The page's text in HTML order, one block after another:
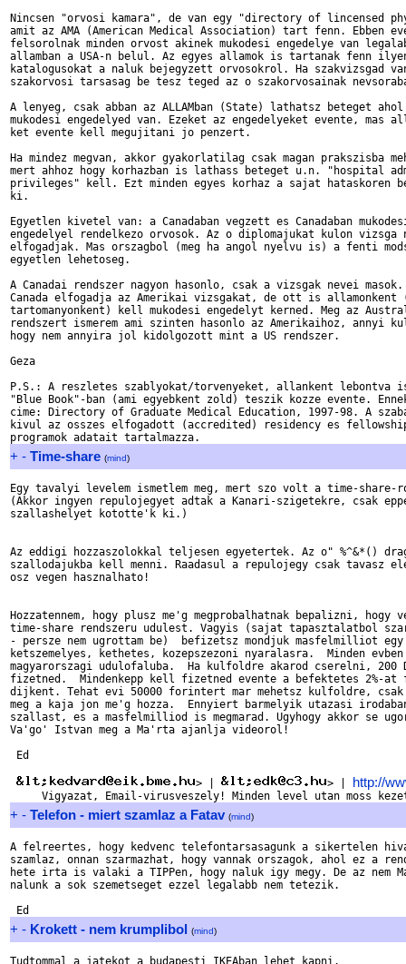
Nincsen "orvosi kamara", de van egy "directory of lincensed
amit az AMA (American Medical Association) tart fenn. Ebben
felsorolnak minden orvost akinek mukodesi engedelye van
allamban a USA-n belul. Az egyes allamok is tartanak fenn
katalogusokat a naluk bejegyzett orvosokrol. Ha szakvizsgad
szakorvosi tarsasag be tesz teged az o szakorvosainak
A lenyeg, csak abban az ALLAMban (State) lathatsz beteget ahol
mukodesi engedelyed van. Ezeket az engedelyeket evente, mas
ket evente kell megujitani jo penzert.
Ha mindez megvan, akkor gyakorlatilag csak magan prakszisba
mert ahhoz hogy korhazban is lathass beteget u.n. "hospital
privileges" kell. Ezt minden egyes korhaz a sajat hataskoren
ki.
Egyetlen kivetel van: a Canadaban vegzett es Canadaban
engedelyel rendelkezo orvosok. Az o diplomajukat kulon vizsga
elfogadjak. Mas orszagbol (meg ha angol nyelvu is) a fenti
egyetlen lehetoseg.
A Canadai rendszer nagyon hasonlo, csak a vizsgak nevei
Canada elfogadja az Amerikai vizsgakat, de ott is allamonkent
tartomanyonkent) kell mukodesi engedelyt kerned. Meg az
rendszert ismerem ami szinten hasonlo az Amerikaihoz, annyi
hogy nem annyira jol kidolgozott mint a US rendszer.
Geza
P.S.: A reszletes szablyokat/torvenyeket, allankent lebontva
"Blue Book"-ban (ami egyebkent zold) teszik kozze evente.
cime: Directory of Graduate Medical Education, 1997-98. A
kivul az osszes elfogadott (accredited) residency es
+ - Time-share (mind)
Egy tavalyi levelem ismetlem meg, mert szo volt a time-share-
(Akkor ingyen repulojegyet adtak a Kanari-szigetekre, csak
szallashelyet kototte'k ki.)
Az eddigi hozzaszolokkal teljesen egyetertek. Az o" %^&*()
szallodajukba kell menni. Raadasul a repulojegy csak tavasz
osz vegen hasznalhato!
Hozzatennem, hogy plusz me'g megprobalhatnak bepalizni, hogy
time-share rendszeru udulest. Vagyis (sajat tapasztalatbol
- persze nem ugrottam be)  befizetsz mondjuk masfelmilliot
ketszemelyes, kethetes, kozepszezoni nyaralasra.  Minden evben
magyarorszagi udulofaluba.  Ha kulfoldre akarod cserelni, 200
fizetned.  Mindenkepp kell fizetned evente a befektetes 2%-at
dijkent. Tehat evi 50000 forintert mar mehetsz kulfoldre, csak
meg a kaja jon me'g hozza.  Ennyiert barmelyik utazasi
szallast, es a masfelmilliod is megmarad. Ugyhogy akkor se
Va'go' Istvan meg a Ma'rta ajanlja videorol!
Ed
> | > | http://
+ - Telefon - miert szamlaz a Fatav (mind)
A felreertes, hogy kedvenc telefontarsasagunk a sikertelen
szamlaz, onnan szarmazhat, hogy vannak orszagok, ahol ez a
hete irta is valaki a TIPPen, hogy naluk igy megy. De az nem
nalunk a sok szemetseget ezzel legalabb nem tetezik.
+ - Krokett - nem krumplibol (mind)
Tudtommal a jatekot a budapesti IKEAban lehet kapni.